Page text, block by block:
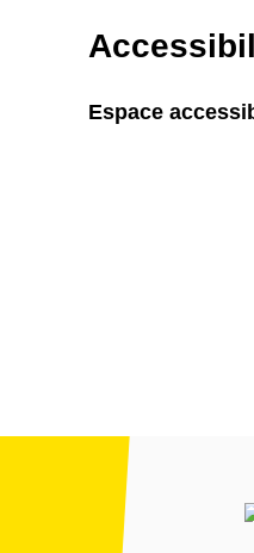
Espace